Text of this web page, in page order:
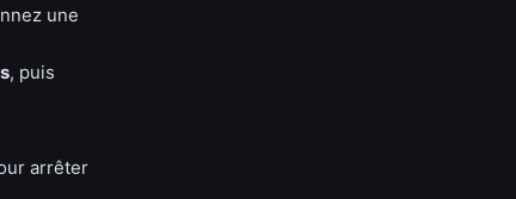
une
, puis
arrêter